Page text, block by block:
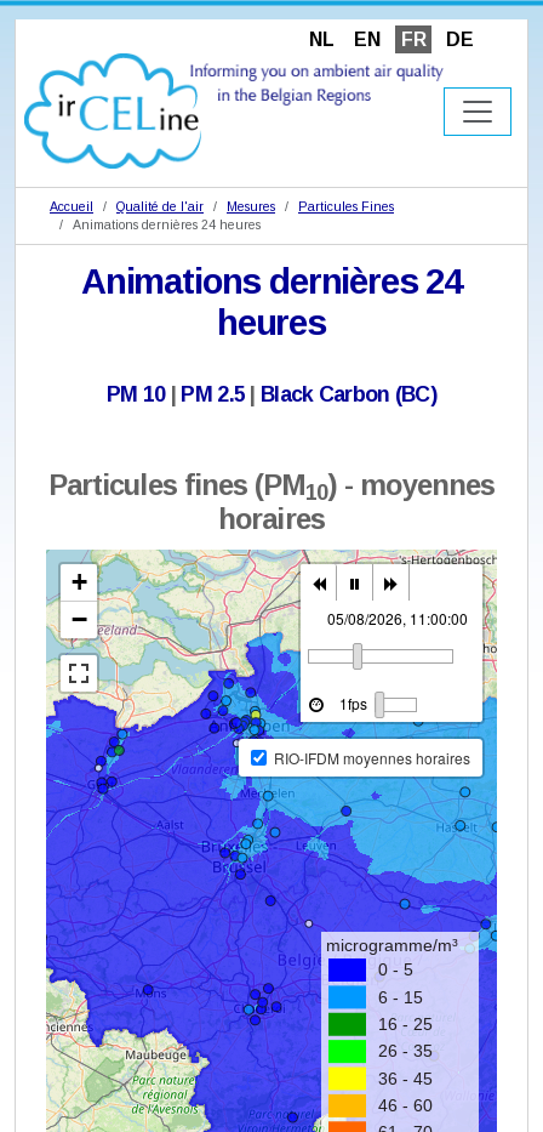
NL EN FR DE
Accueil Qualité de l'air Mesures
Particules Fines
Animations dernières 24 heures
Animations dernières 24
heures
PM 10| PM 2.5 Black Carbon (BC)
Particules fines (PM10) - moyennes
horaires